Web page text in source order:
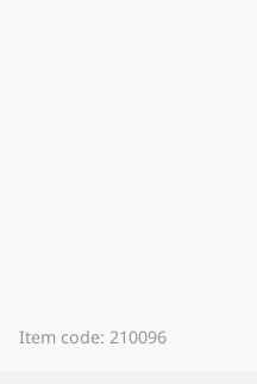
Item code: 210096